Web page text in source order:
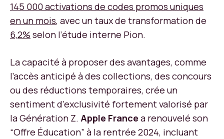
145 000 activations de codes promos uniques
en un mois, avec un taux de transformation de
6,2% selon l’étude interne Pion.
La capacité à proposer des avantages, comme
l’accès anticipé à des collections, des concours
ou des réductions temporaires, crée un
sentiment d’exclusivité fortement valorisé par
la Génération Z. Apple France a renouvelé son
“Offre Éducation” à la rentrée 2024, incluant